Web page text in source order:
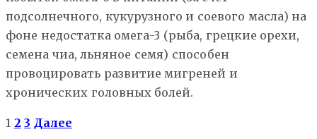
подсолнечного, кукурузного и соевого масла) на
фоне недостатка омега-3 (рыба, грецкие орехи,
семена чиа, льняное семя) способен
провоцировать развитие мигреней и
хронических головных болей.
Пагинация
1 2 3 Далее